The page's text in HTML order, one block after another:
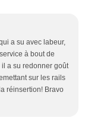
a su avec labeur,
à bout de
a su redonner goût
sur les rails
réinsertion! Bravo